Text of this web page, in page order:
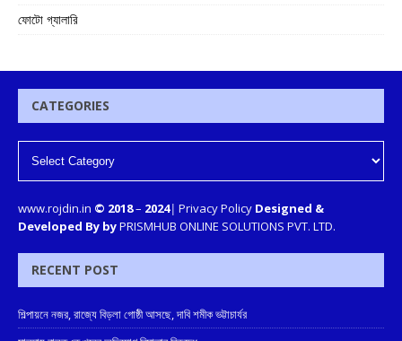
ফোটো গ্যালারি
CATEGORIES
www.rojdin.in © 2018– 2024| Privacy Policy Designed &
Developed By byPRISMHUB ONLINE SOLUTIONS PVT. LTD.
RECENT POST
শিল্পায়নে নজর, রাজ্যে বিড়লা গোষ্ঠী আসছে, দাবি শমীক ভট্টাচার্যর